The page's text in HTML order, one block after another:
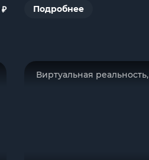
₽ Подробнее
Виртуальная реальность,